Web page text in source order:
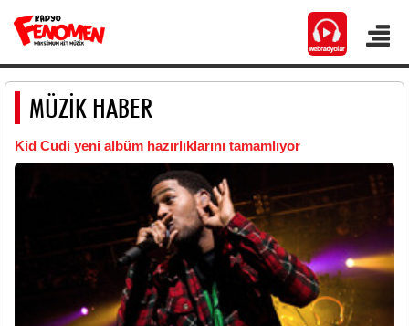
MÜZİK HABER
Kid Cudi yeni albüm hazırlıklarını tamamlıyor